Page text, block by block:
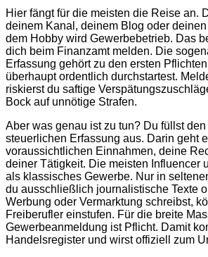
Hier fängt für die meisten die Reise an.
deinem Kanal, deinem Blog oder
dem Hobby wird Gewerbebetrieb. Das
dich beim Finanzamt melden. Die
Erfassung gehört zu den ersten
überhaupt ordentlich durchstartest.
riskierst du saftige
Bock auf unnötige Strafen.
Aber was genau ist zu tun? Du füllst
steuerlichen Erfassung aus. Darin geht
voraussichtlichen Einnahmen, deine
deiner Tätigkeit. Die meisten Influencer
als klassisches Gewerbe. Nur in
du ausschließlich journalistische Texte
Werbung oder Vermarktung schreibst,
Freiberufler einstufen. Für die breite
Gewerbeanmeldung ist Pflicht. Damit
Handelsregister und wirst offiziell zum